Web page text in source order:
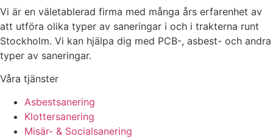
Vi är en väletablerad firma med många års erfarenhet av
att utföra olika typer av saneringar i och i trakterna runt
Stockholm. Vi kan hjälpa dig med PCB-, asbest- och andra
typer av saneringar.
Våra tjänster
Asbestsanering
Klottersanering
Misär- & Socialsanering